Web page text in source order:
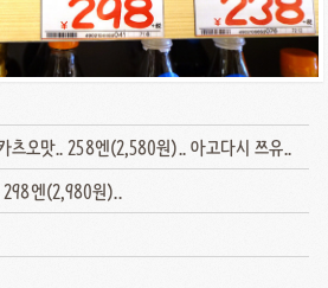
츠오맛.. 258엔(2,580원).. 아고다시 쯔유..
298엔(2,980원)..